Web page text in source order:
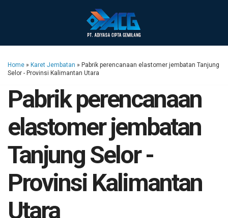
Home » Karet Jembatan » Pabrik perencanaan elastomer jembatan Tanjung
Selor - Provinsi Kalimantan Utara
Pabrik perencanaan
elastomer jembatan
Tanjung Selor -
Provinsi Kalimantan
Utara